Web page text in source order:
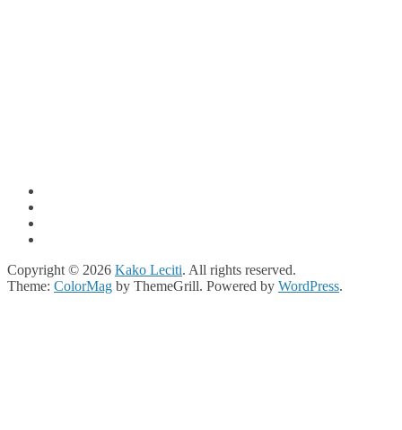
Copyright © 2026 Kako Leciti. All rights reserved.
Theme: ColorMag by ThemeGrill. Powered by WordPress.